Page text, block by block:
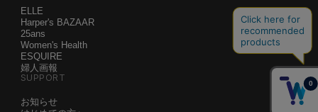
ELLE
Harper's BAZAAR
25ans
Women's Health
ESQUIRE
婦人画報
SUPPORT
お知らせ